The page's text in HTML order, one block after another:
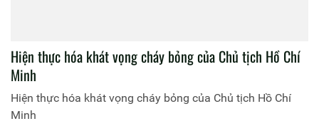
Hiện thực hóa khát vọng cháy bỏng của Chủ tịch Hồ Chí
Minh
Hiện thực hóa khát vọng cháy bỏng của Chủ tịch Hồ Chí
Minh